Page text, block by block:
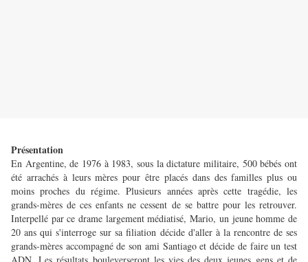
Présentation
En Argentine, de 1976 à 1983, sous la dictature militaire, 500 bébés ont
été arrachés à leurs mères pour être placés dans des familles plus ou
moins proches du régime. Plusieurs années après cette tragédie, les
grands-mères de ces enfants ne cessent de se battre pour les retrouver.
Interpellé par ce drame largement médiatisé, Mario, un jeune homme de
20 ans qui s'interroge sur sa filiation décide d'aller à la rencontre de ses
grands-mères accompagné de son ami Santiago et décide de faire un test